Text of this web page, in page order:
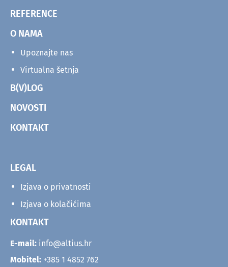
REFERENCE
O NAMA
Upoznajte nas
Virtualna šetnja
B(V)LOG
NOVOSTI
KONTAKT
LEGAL
Izjava o privatnosti
Izjava o kolačićima
KONTAKT
E-mail: info@altius.hr
Mobitel: +385 1 4852 762